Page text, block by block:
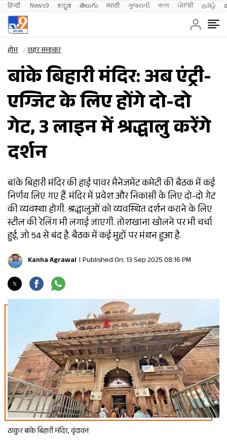
हिन्दी News9 ಕನ್ನಡ తెలుగు मराठी ગુજરાતી বাংলা ਪੰਜਾਬੀ தமிழ்
होम शहर समाचार
बांके बिहारी मंदिर: अब एंट्री-
एग्जिट के लिए होंगे दो-दो
गेट, 3 लाइन में श्रद्धालु करेंगे
दर्शन
बांके बिहारी मंदिर की हाई पावर मैनेजमेंट कमेटी की बैठक में कई
निर्णय लिए गए हैं. मंदिर में प्रवेश और निकासी के लिए दो-दो गेट
की व्यवस्था होगी. श्रद्धालुओं को व्यवस्थित दर्शन कराने के लिए
स्टील की रेलिंग भी लगाई जाएगी. तोशखाना खोलने पर भी चर्चा
हुई, जो 54 से बंद है. बैठक में कई मुद्दों पर मंथन हुआ है.
Kanha Agrawal Published On: 13 Sep 2025 08:16 PM
ठाकुर बांके बिहारी मंदिर, वृंदावन